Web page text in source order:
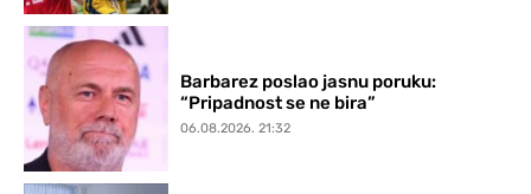
Barbarez poslao jasnu poruku:
“Pripadnost se ne bira”
06.08.2026. 21:32